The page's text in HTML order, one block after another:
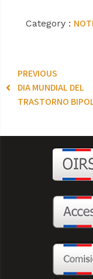
Category :
PREVIOUS
DIA MUNDIAL DEL
TRASTORNO